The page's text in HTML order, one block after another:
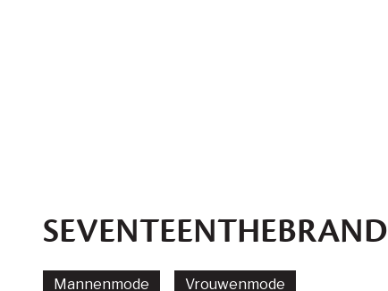
SEVENTEENTHEBRAND
Mannenmode Vrouwenmode